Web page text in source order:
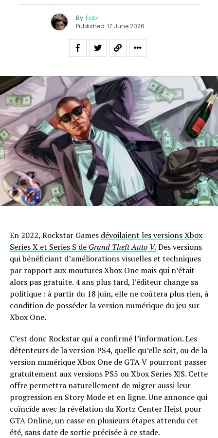
By Fab !
Published 17 June 2026
En 2022, Rockstar Games dévoilaient les versions Xbox
Series X et Series S de Grand Theft Auto V.Des versions
qui bénéficiant d’améliorations visuelles et techniques
par rapport aux moutures Xbox One mais qui n’était
alors pas gratuite. 4 ans plus tard, l’éditeur change sa
politique : à partir du 18 juin, elle ne coûtera plus rien, à
condition de posséder la version numérique du jeu sur
Xbox One.
C’est donc Rockstar qui a confirmé l’information. Les
détenteurs de la version PS4, quelle qu’elle soit, ou de la
version numérique Xbox One de GTA V pourront passer
gratuitement aux versions PS5 ou Xbox Series X|S. Cette
offre permettra naturellement de migrer aussi leur
progression en Story Mode et en ligne. Une annonce qui
coïncide avec la révélation du Kortz Center Heist pour
GTA Online, un casse en plusieurs étapes attendu cet
été, sans date de sortie précisée à ce stade.